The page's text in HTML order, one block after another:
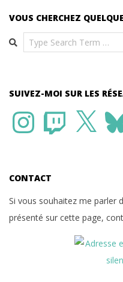
VOUS CHERCHEZ
Search
SUIVEZ-MOI SUR LES
InstagramTwitch
CONTACT
Si vous souhaitez me parler
présenté sur cette page,